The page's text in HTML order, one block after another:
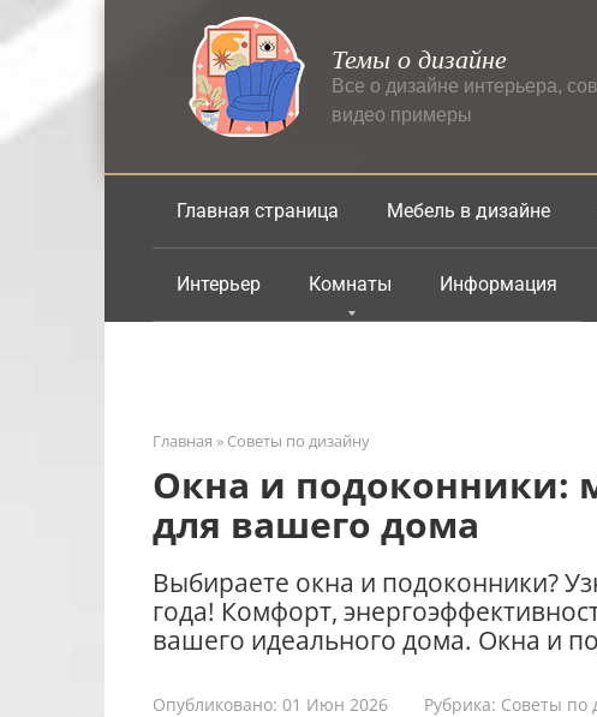
Перейти
к
Темы о дизайне
Все о дизайне интерьера,
видео примеры
Главная страница Мебель в дизайне
Интерьер Комнаты Информация
Главная » Советы по дизайну
Окна и подоконники:
для вашего дома
Выбираете окна и подоконники?
года! Комфорт,
вашего идеального дома. Окна и
Опубликовано: 01 Июн 2026 Рубрика: Советы по